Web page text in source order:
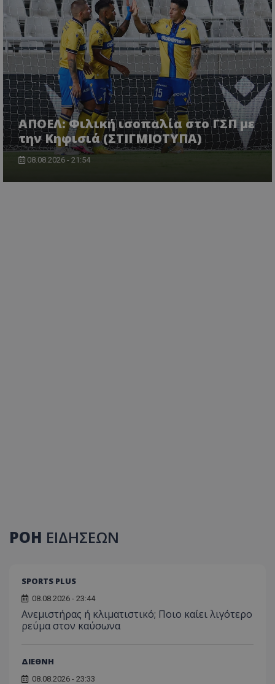
ΑΠΟΕΛ: Φιλική ισοπαλία στο ΓΣΠ με
την Κηφισιά (ΣΤΙΓΜΙΟΤΥΠΑ)
08.08.2026 - 21:54
ΡΟΗ ΕΙΔΗΣΕΩΝ
SPORTS PLUS
08.08.2026 - 23:44
Ανεμιστήρας ή κλιματιστικό; Ποιο καίει λιγότερο
ρεύμα στον καύσωνα
ΔΙΕΘΝΗ
08.08.2026 - 23:33